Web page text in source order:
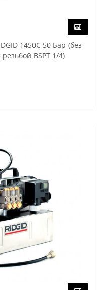
1450C 50 Бар (без
BSPT 1/4)